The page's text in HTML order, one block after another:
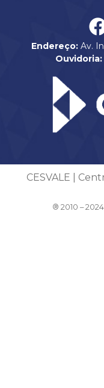
Endereço:Av.
Ouvidoria:
CESVALE |
® 2010 –